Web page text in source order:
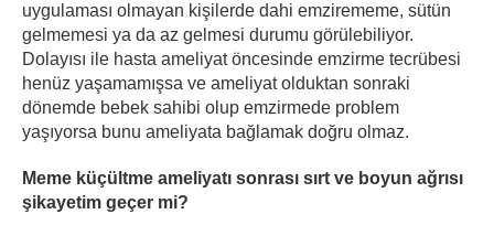
uygulaması olmayan kişilerde dahi emzirememe, sütün
gelmemesi ya da az gelmesi durumu görülebiliyor.
Dolayısı ile hasta ameliyat öncesinde emzirme tecrübesi
henüz yaşamamışsa ve ameliyat olduktan sonraki
dönemde bebek sahibi olup emzirmede problem
yaşıyorsa bunu ameliyata bağlamak doğru olmaz.
Meme küçültme ameliyatı sonrası sırt ve boyun ağrısı
şikayetim geçer mi?